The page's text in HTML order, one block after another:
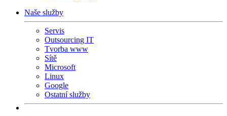
Naše služby
Servis
Outsourcing IT
Tvorba www
Sítě
Microsoft
Linux
Google
Ostatní služby